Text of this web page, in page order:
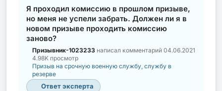
Я проходил комиссию в прошлом призыве,
но меня не успели забрать. Должен ли я в
новом призыве проходить комиссию
заново?
Призывник-1023233 написал комментарий 04.06.2021
4.98K просмотр
Призыв на срочную военную службу, службу в
резерве
Ответ эксперта